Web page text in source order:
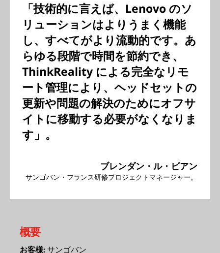
「技術的に言えば、Lenovo のソ
リューションはよりうまく機能
し、すべてがより流動的です。あ
らゆる段階で時間を節約でき、
ThinkReality による完全なリモ
ート管理により、ヘッドセットの
更新や問題の解決のためにオフサ
イトに移動する必要がなくなりま
す」。
ブレンダン・ル・ビアン
サンゴバン・フランス研修プロジェクトマネージャー。
概要
お客様: サンゴバン